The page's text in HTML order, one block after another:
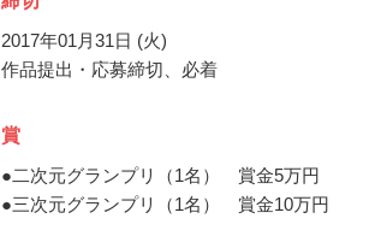
2017年01月31日 (火)
作品提出・応募締切、必着
賞
●二次元グランプリ（1名） 賞金5万円
●三次元グランプリ（1名） 賞金10万円